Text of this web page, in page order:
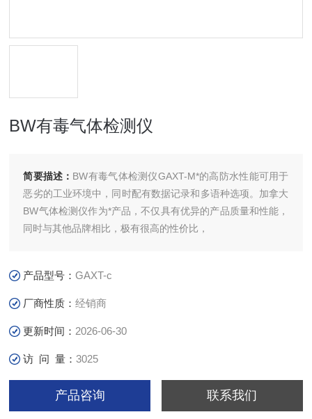
BW有毒气体检测仪
简要描述： BW有毒气体检测仪GAXT-M*的高防水性能可用于
恶劣的工业环境中，同时配有数据记录和多语种选项。加拿大
BW气体检测仪作为*产品，不仅具有优异的产品质量和性能，
同时与其他品牌相比，极有很高的性价比，
产品型号：GAXT-c
厂商性质：经销商
更新时间： 2026-06-30
访 问 量：3025
产品咨询 联系我们